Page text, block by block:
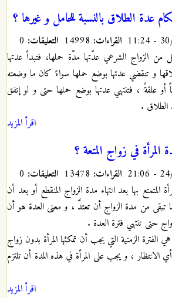
عدة الطلاق بالنسبة للحامل و غيرها ؟
30/ القراءات: التعليقات:
من الزواج الشرعي عدّتها مدّة حملها، فتبدأ عدتها
و تنقضي عدتها بوضع حملها سواءً كان ما وضعته
أو علقةً ، فتنتهي عدتها بوضع حملها حتى و لو إتفق
.
اقرأ المزيد
في زواج المتعة ؟
24/ القراءات: التعليقات:
المتمتع بها بعد انتهاء مدة الزواج المنقطع أو بعد أن
تبقى من مدة الزواج أن تعتدَّ ، و معنى العدة هو أن
حتى تنتهي فترة العدة .
الفترة الزمنية التي يجب أن تمكثها المرأة بدون زواج
الانتظار ، و يجب على المرأة في هذه المدة أن تلتزم
اقرأ المزيد